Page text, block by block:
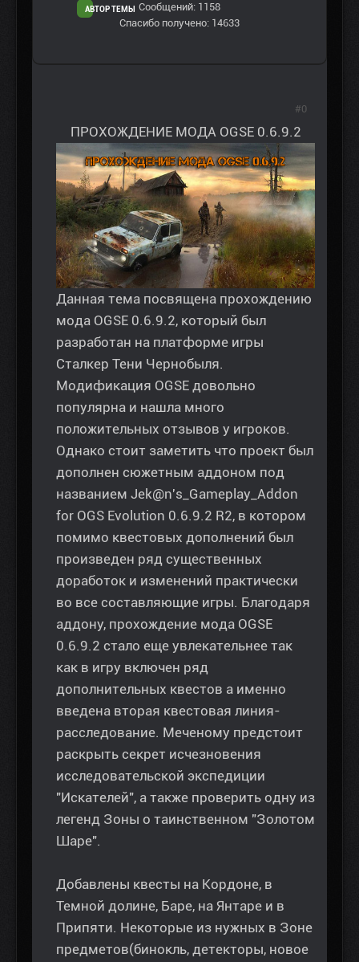
АВТОР ТЕМЫ
Сообщений: 1158
Спасибо получено: 14633
ПРОХОЖДЕНИЕ МОДА OGSE 0.6.9.2
Данная тема посвящена прохождению
мода OGSE 0.6.9.2, который был
разработан на платформе игры
Сталкер Тени Чернобыля.
Модификация OGSE довольно
популярна и нашла много
положительных отзывов у игроков.
Однако стоит заметить что проект был
дополнен сюжетным аддоном под
названием Jek@n's_Gameplay_Addon
for OGS Evolution 0.6.9.2 R2, в котором
помимо квестовых дополнений был
произведен ряд существенных
доработок и изменений практически
во все составляющие игры. Благодаря
аддону, прохождение мода OGSE
0.6.9.2 стало еще увлекательнее так
как в игру включен ряд
дополнительных квестов а именно
введена вторая квестовая линия-
расследование. Меченому предстоит
раскрыть секрет исчезновения
исследовательской экспедиции
"Искателей", а также проверить одну из
легенд Зоны о таинственном "Золотом
Шаре".
Добавлены квесты на Кордоне, в
Темной долине, Баре, на Янтаре и в
Припяти. Некоторые из нужных в Зоне
предметов(бинокль, детекторы, новое
#0